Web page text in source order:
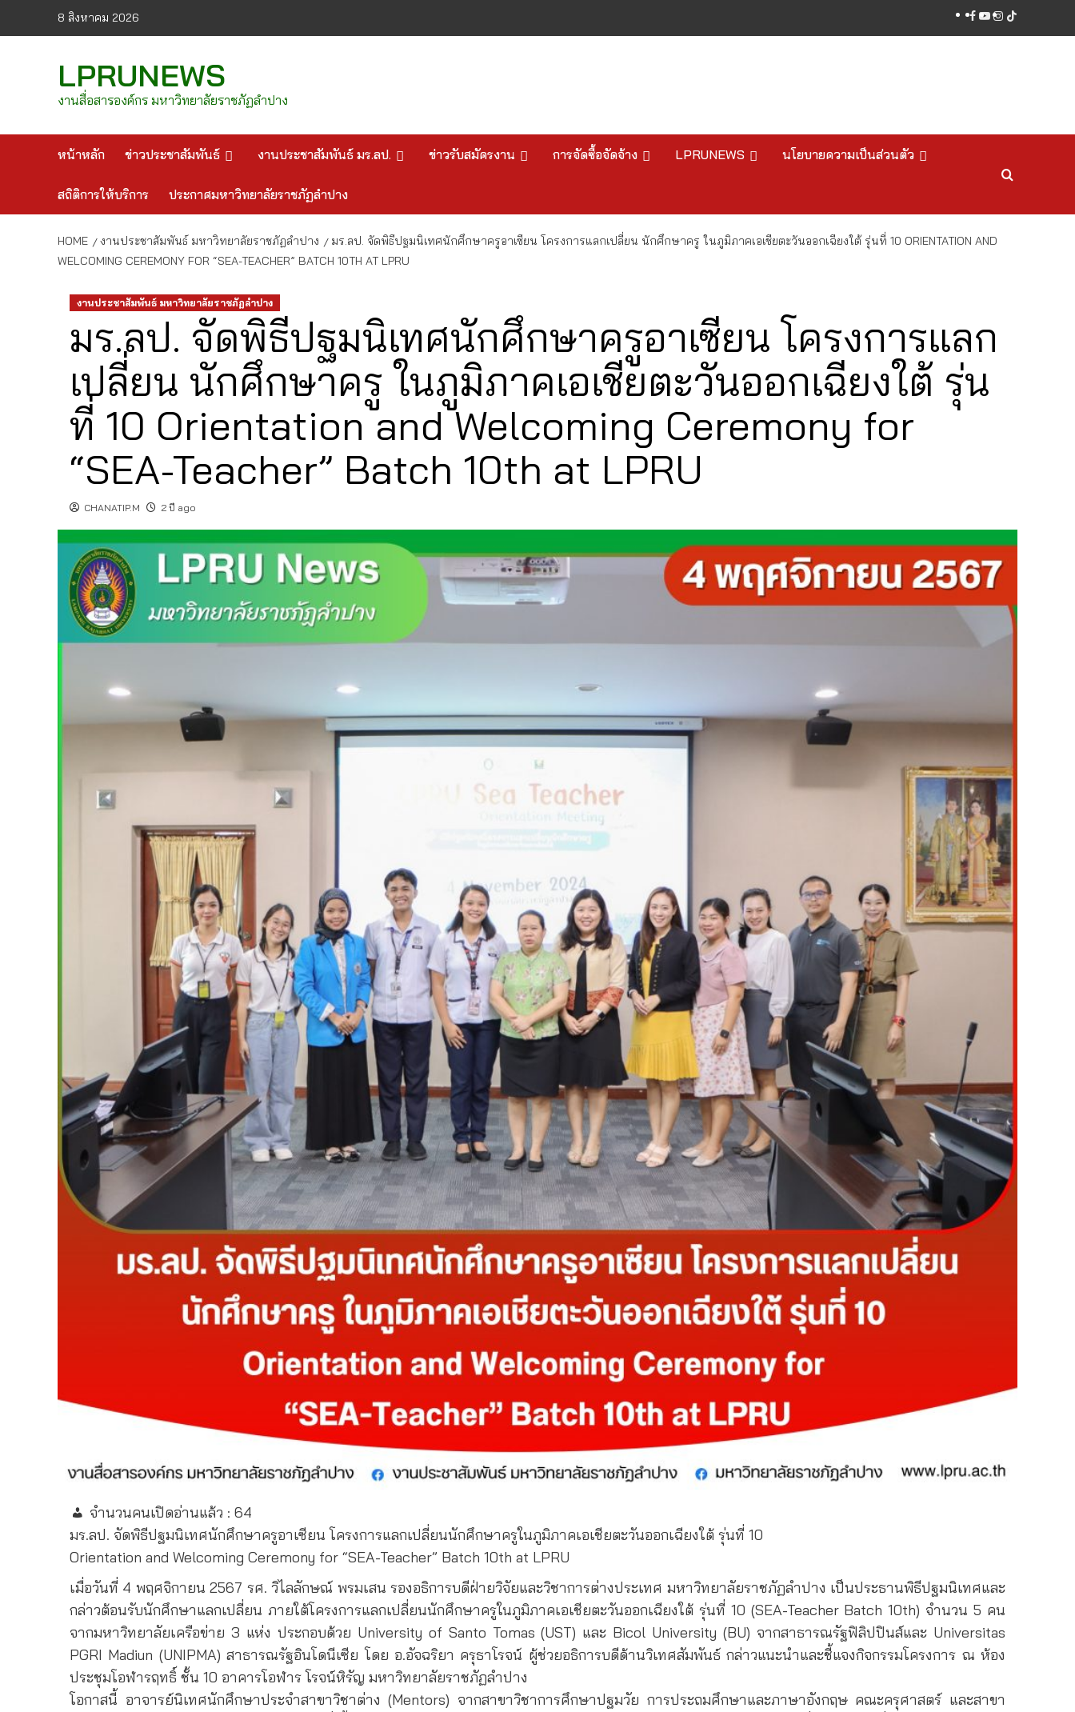
8 สิงหาคม 2026 facebook
youtube
instagram
tiktok
LPRUNEWS
งานสื่อสารองค์กร มหาวิทยาลัยราชภัฏลำปาง
หน้าหลัก ข่าวประชาสัมพันธ์ งานประชาสัมพันธ์ มร.ลป. ข่าวรับสมัครงาน การจัดซื้อจัดจ้าง LPRUNEWS นโยบายความเป็นส่วนตัว
สถิติการให้บริการ ประกาศมหาวิทยาลัยราชภัฏลำปาง
HOME งานประชาสัมพันธ์ มหาวิทยาลัยราชภัฏลำปาง
มร.ลป. จัดพิธีปฐมนิเทศนักศึกษาครูอาเซียน โครงการแลกเปลี่ยน นักศึกษาครู ในภูมิภาคเอเชียตะวันออกเฉียงใต้ รุ่นที่ 10 ORIENTATION AND
WELCOMING CEREMONY FOR “SEA-TEACHER” BATCH 10TH AT LPRU
งานประชาสัมพันธ์ มหาวิทยาลัยราชภัฏลำปาง
มร.ลป. จัดพิธีปฐมนิเทศนักศึกษาครูอาเซียน โครงการแลก
เปลี่ยน นักศึกษาครู ในภูมิภาคเอเชียตะวันออกเฉียงใต้ รุ่น
ที่ 10 Orientation and Welcoming Ceremony for
“SEA-Teacher” Batch 10th at LPRU
CHANATIP.M 2 ปี ago
จำนวนคนเปิดอ่านแล้ว : 64
มร.ลป. จัดพิธีปฐมนิเทศนักศึกษาครูอาเซียน โครงการแลกเปลี่ยนนักศึกษาครูในภูมิภาคเอเชียตะวันออกเฉียงใต้ รุ่นที่ 10
Orientation and Welcoming Ceremony for “SEA-Teacher” Batch 10th at LPRU
เมื่อวันที่ 4 พฤศจิกายน 2567 รศ. วิไลลักษณ์ พรมเสน รองอธิการบดีฝ่ายวิจัยและวิชาการต่างประเทศ มหาวิทยาลัยราชภัฏลำปาง เป็นประธานพิธีปฐมนิเทศและ
กล่าวต้อนรับนักศึกษาแลกเปลี่ยน ภายใต้โครงการแลกเปลี่ยนนักศึกษาครูในภูมิภาคเอเชียตะวันออกเฉียงใต้ รุ่นที่ 10 (SEA-Teacher Batch 10th) จำนวน 5 คน
จากมหาวิทยาลัยเครือข่าย 3 แห่ง ประกอบด้วย University of Santo Tomas (UST) และ Bicol University (BU) จากสาธารณรัฐฟิลิปปินส์และ Universitas
PGRI Madiun (UNIPMA) สาธารณรัฐอินโดนีเซีย โดย อ.อัจฉริยา ครุธาโรจน์ ผู้ช่วยอธิการบดีด้านวิเทศสัมพันธ์ กล่าวแนะนำและชี้แจงกิจกรรมโครงการ ณ ห้อง
ประชุมโอฬารฤทธิ์ ชั้น 10 อาคารโอฬาร โรจน์หิรัญ มหาวิทยาลัยราชภัฏลำปาง
โอกาสนี้ อาจารย์นิเทศนักศึกษาประจำสาขาวิชาต่าง (Mentors) จากสาขาวิชาการศึกษาปฐมวัย การประถมศึกษาและภาษาอังกฤษ คณะครุศาสตร์ และสาขา